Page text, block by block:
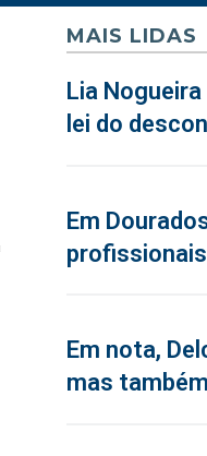
MAIS LIDAS
Lia
lei do
Em
Em nota,
mas